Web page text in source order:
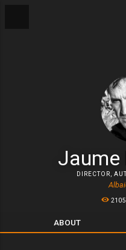
Jaume
DIRECTOR
2105
ABOUT